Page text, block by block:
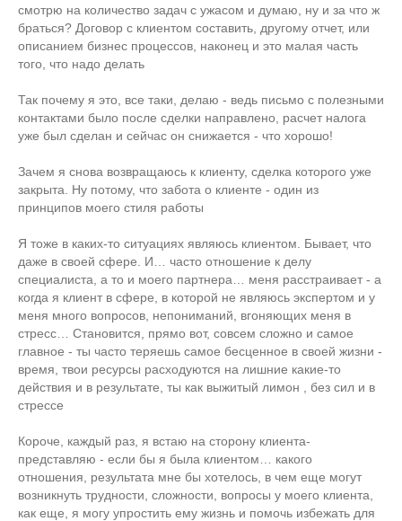
смотрю на количество задач с ужасом и думаю, ну и за что ж
браться? Договор с клиентом составить, другому отчет, или
описанием бизнес процессов, наконец и это малая часть
того, что надо делать
Так почему я это, все таки, делаю - ведь письмо с полезными
контактами было после сделки направлено, расчет налога
уже был сделан и сейчас он снижается - что хорошо!
Зачем я снова возвращаюсь к клиенту, сделка которого уже
закрыта. Ну потому, что забота о клиенте - один из
принципов моего стиля работы
Я тоже в каких-то ситуациях являюсь клиентом. Бывает, что
даже в своей сфере. И… часто отношение к делу
специалиста, а то и моего партнера… меня расстраивает - а
когда я клиент в сфере, в которой не являюсь экспертом и у
меня много вопросов, непониманий, вгоняющих меня в
стресс… Становится, прямо вот, совсем сложно и самое
главное - ты часто теряешь самое бесценное в своей жизни -
время, твои ресурсы расходуются на лишние какие-то
действия и в результате, ты как выжитый лимон , без сил и в
стрессе
Короче, каждый раз, я встаю на сторону клиента-
представляю - если бы я была клиентом… какого
отношения, результата мне бы хотелось, в чем еще могут
возникнуть трудности, сложности, вопросы у моего клиента,
как еще, я могу упростить ему жизнь и помочь избежать для